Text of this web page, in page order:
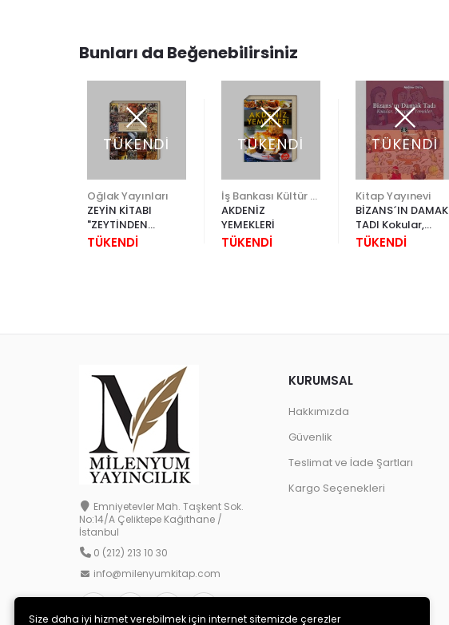
Bunları da Beğenebilirsiniz
TÜKENDİ
Oğlak Yayınları
ZEYİN KİTABI
"ZEYTİNDEN
ZEYTİNYAĞINA"
TÜKENDİ
TÜKENDİ
AKDENİZ
YEMEKLERİ
TÜKENDİ
TÜKENDİ
Kitap Yayınevi
BİZANS´IN DAMAK
TADI Kokular,
Şaraplar,
TÜKENDİ
Emniyetevler Mah. Taşkent Sok.
No:14/A Çeliktepe Kağıthane /
İstanbul
0 (212) 213 10 30
info@milenyumkitap.com
KURUMSAL
Hakkımızda
Güvenlik
Teslimat ve İade Şartları
Kargo Seçenekleri
Size daha iyi hizmet verebilmek için internet sitemizde çerezler